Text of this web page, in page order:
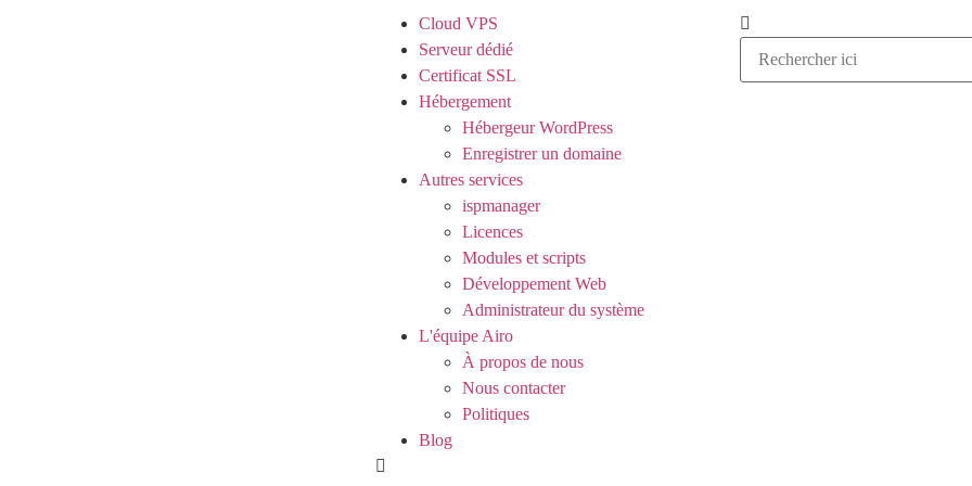
Cloud VPS
Serveur dédié
Certificat SSL
Hébergement
Hébergeur WordPress
Enregistrer un domaine
Autres services
ispmanager
Licences
Modules et scripts
Développement Web
Administrateur du système
L'équipe Airo
À propos de nous
Nous contacter
Politiques
Blog